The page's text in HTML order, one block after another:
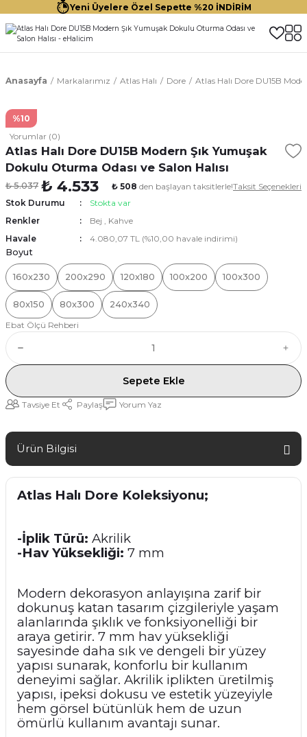
Yeni Üyelere Özel Sepette %20 İNDİRİM
Anasayfa Markalarımız Atlas Halı Dore Atlas Halı Dore DU15B
%10
Yorumlar (0)
Atlas Halı Dore DU15B Modern Şık Yumuşak
Dokulu Oturma Odası ve Salon Halısı
₺ 5.037 ₺ 4.533 ₺ 508 den başlayan taksitlerle!Taksit Seçenekleri
Stok Durumu
Stokta var
Renkler
Bej , Kahve
Havale
4.080,07 TL (%10,00 havale indirimi)
Boyut
160x230 200x290 120x180 100x200 100x300
80x150 80x300
240x340
Ebat Ölçü Rehberi
Sepete Ekle
Tavsiye Et Paylaş Yorum Yaz
Ürün Bilgisi
Atlas Halı Dore Koleksiyonu;
-İplik Türü: Akrilik
-Hav Yüksekliği: 7 mm
Modern dekorasyon anlayışına zarif bir
dokunuş katan tasarım çizgileriyle yaşam
alanlarında şıklık ve fonksiyonelliği bir
araya getirir. 7 mm hav yüksekliği
sayesinde daha sık ve dengeli bir yüzey
yapısı sunarak, konforlu bir kullanım
deneyimi sağlar. Akrilik iplikten üretilmiş
yapısı, ipeksi dokusu ve estetik yüzeyiyle
hem görsel bütünlük hem de uzun
ömürlü kullanım avantajı sunar.